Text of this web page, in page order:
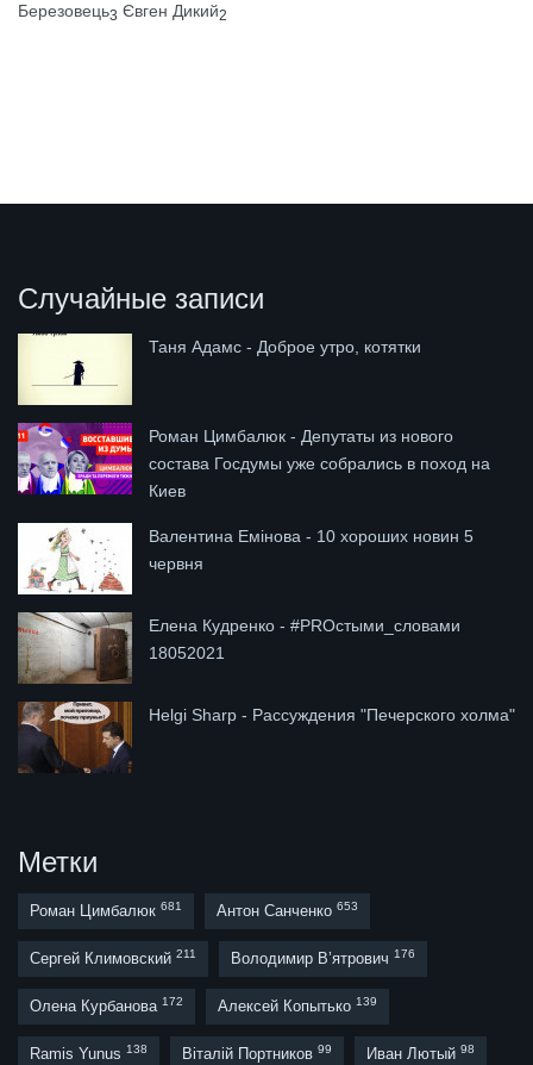
Березовець3 Євген Дикий2
Случайные записи
Таня Адамс - Доброе утро, котятки
Роман Цимбалюк - Депутаты из нового
состава Госдумы уже собрались в поход на
Киев
Валентина Емінова - 10 хороших новин 5
червня
Елена Кудренко - #PROстыми_словами
18052021
Helgi Sharp - Рассуждения "Печерского холма"
Метки
Роман Цимбалюк 681 Антон Санченко 653
Сергей Климовский 211 Володимир В’ятрович 176
Олена Курбанова 172 Алексей Копытько 139
Ramis Yunus 138 Віталій Портников 99 Иван Лютый 98